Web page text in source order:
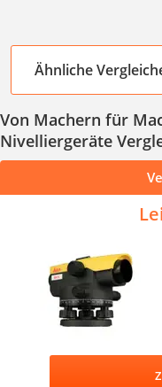
Ähnliche
Von Machern für
Nivelliergeräte